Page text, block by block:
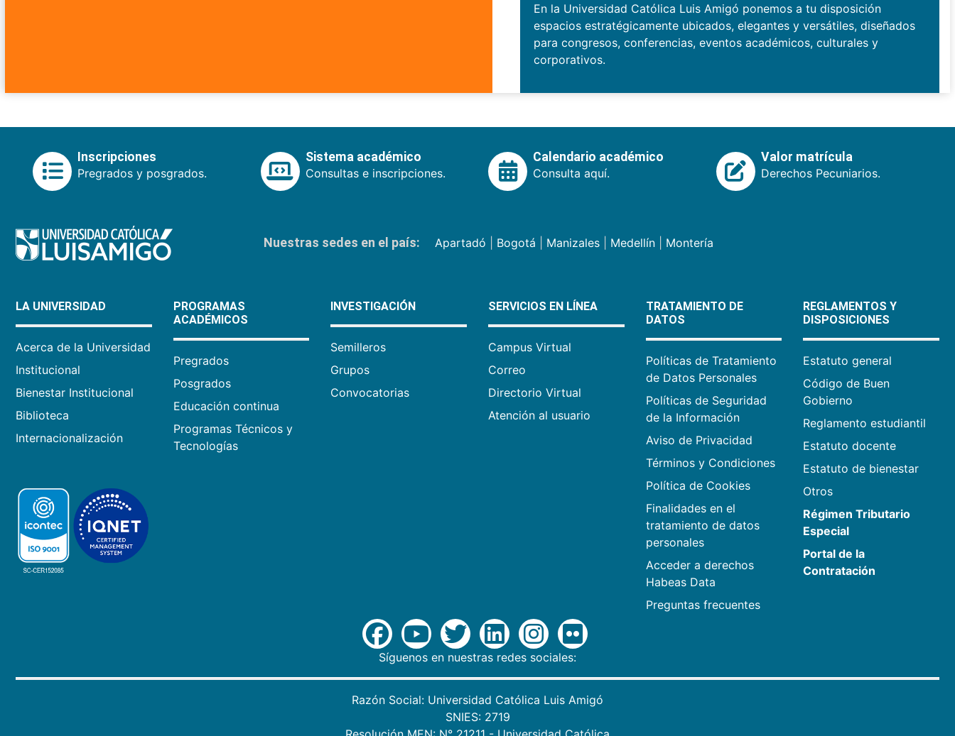
En la Universidad Católica Luis Amigó ponemos a tu disposición
espacios estratégicamente ubicados, elegantes y versátiles, diseñados
para congresos, conferencias, eventos académicos, culturales y
corporativos.
Inscripciones
Pregrados y posgrados.
Sistema académico
Consultas e inscripciones.
Calendario académico
Consulta aquí.
Valor matrícula
Derechos Pecuniarios.
Nuestras sedes en el país: Apartadó Bogotá Manizales| Medellín| Montería
LA UNIVERSIDAD
Acerca de la Universidad
Institucional
Bienestar Institucional
Biblioteca
Internacionalización
PROGRAMAS
ACADÉMICOS
Pregrados
Posgrados
Educación continua
Programas Técnicos y
Tecnologías
INVESTIGACIÓN
Semilleros
Grupos
Convocatorias
SERVICIOS EN LÍNEA
Campus Virtual
Correo
Directorio Virtual
Atención al usuario
TRATAMIENTO DE
DATOS
Políticas de Tratamiento
de Datos Personales
Políticas de Seguridad
de la Información
Aviso de Privacidad
Términos y Condiciones
Política de Cookies
Finalidades en el
tratamiento de datos
personales
Acceder a derechos
Habeas Data
Preguntas frecuentes
REGLAMENTOS Y
DISPOSICIONES
Estatuto general
Código de Buen
Gobierno
Reglamento estudiantil
Estatuto docente
Estatuto de bienestar
Otros
Régimen Tributario
Especial
Portal de la
Contratación
Síguenos en nuestras redes sociales:
Razón Social: Universidad Católica Luis Amigó
SNIES: 2719